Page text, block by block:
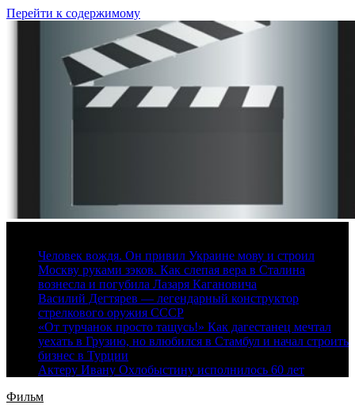
Перейти к содержимому
Человек вождя. Он привил Украине мову и строил
Москву руками зэков. Как слепая вера в Сталина
вознесла и погубила Лазаря Кагановича
Василий Дегтярев — легендарный конструктор
стрелкового оружия СССР
«От турчанок просто тащусь!» Как дагестанец мечтал
уехать в Грузию, но влюбился в Стамбул и начал строить
бизнес в Турции
Актеру Ивану Охлобыстину исполнилось 60 лет
Фильм